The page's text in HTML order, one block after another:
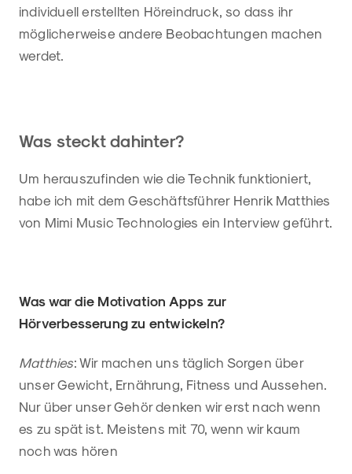
individuell erstellten Höreindruck, so dass ihr
möglicherweise andere Beobachtungen machen
werdet.
Was steckt dahinter?
Um herauszufinden wie die Technik funktioniert,
habe ich mit dem Geschäftsführer Henrik Matthies
von Mimi Music Technologies ein Interview geführt.
Was war die Motivation Apps zur
Hörverbesserung zu entwickeln?
Matthies: Wir machen uns täglich Sorgen über
unser Gewicht, Ernährung, Fitness und Aussehen.
Nur über unser Gehör denken wir erst nach wenn
es zu spät ist. Meistens mit 70, wenn wir kaum
noch was hören